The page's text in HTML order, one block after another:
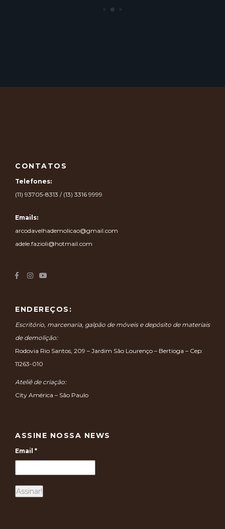
CONTATOS
Telefones:
(11) 93705-8313 / (13) 3316 9999
Emails:
arcodavelhademolicao@gmail.com
adele.fazioli@hotmail.com
ENDEREÇOS:
Escritório, marcenaria, galpão de móveis e depósito de materiais
de demolição:
Rodovia Rio Santos, 209 – Jardim São Lourenço – Bertioga – Cep:
11263-010
Ateliê de criação:
City América – São Paulo
ASSINE NOSSA NEWS
Email *